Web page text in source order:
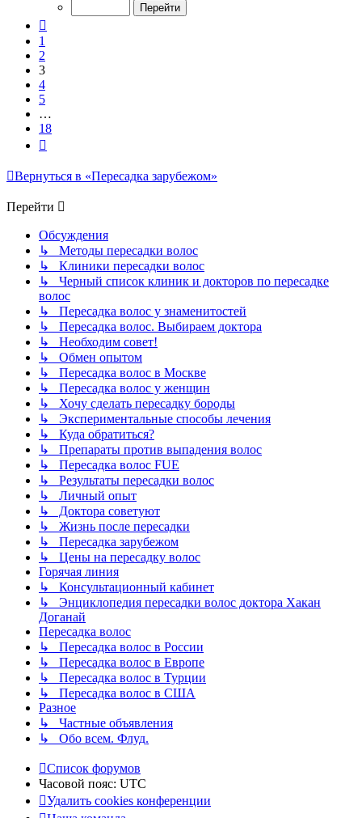
1
2
3
4
5
…
18
Вернуться в «Пересадка зарубежом»
Перейти
Обсуждения
↳ Методы пересадки волос
↳ Клиники пересадки волос
↳ Черный список клиник и докторов по пересадке
волос
↳ Пересадка волос у знаменитостей
↳ Пересадка волос. Выбираем доктора
↳ Необходим совет!
↳ Обмен опытом
↳ Пересадка волос в Москве
↳ Пересадка волос у женщин
↳ Хочу сделать пересадку бороды
↳ Экспериментальные способы лечения
↳ Куда обратиться?
↳ Препараты против выпадения волос
↳ Пересадка волос FUE
↳ Результаты пересадки волос
↳ Личный опыт
↳ Доктора советуют
↳ Жизнь после пересадки
↳ Пересадка зарубежом
↳ Цены на пересадку волос
Горячая линия
↳ Консультационный кабинет
↳ Энциклопедия пересадки волос доктора Хакан
Доганай
Пересадка волос
↳ Пересадка волос в России
↳ Пересадка волос в Европе
↳ Пересадка волос в Турции
↳ Пересадка волос в США
Разное
↳ Частные объявления
↳ Обо всем. Флуд.
Список форумов
Часовой пояс: UTC
Удалить cookies конференции